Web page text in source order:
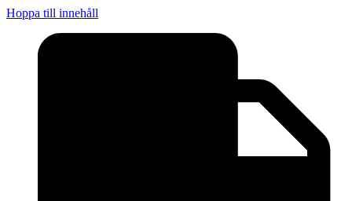
Hoppa till innehåll